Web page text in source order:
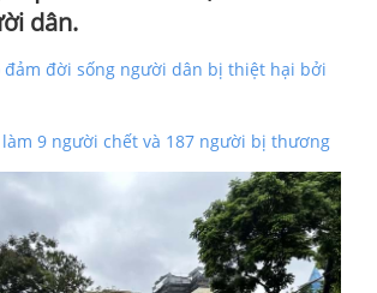
dân.
đảm đời sống người dân bị thiệt hại bởi
làm 9 người chết và 187 người bị thương